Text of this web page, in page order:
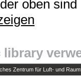
oben
library
Zentrum für Luft- und